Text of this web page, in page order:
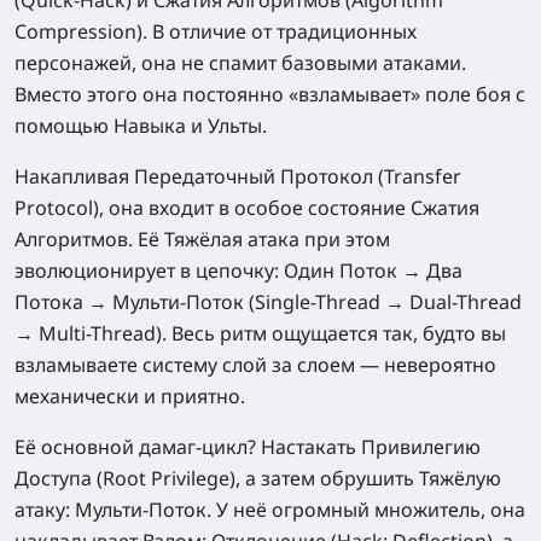
Compression). В отличие от традиционных
персонажей, она не спамит базовыми атаками.
Вместо этого она постоянно «взламывает» поле боя с
помощью Навыка и Ульты.
Накапливая Передаточный Протокол (Transfer
Protocol), она входит в особое состояние Сжатия
Алгоритмов. Её Тяжёлая атака при этом
эволюционирует в цепочку: Один Поток → Два
Потока → Мульти-Поток (Single-Thread → Dual-Thread
→ Multi-Thread). Весь ритм ощущается так, будто вы
взламываете систему слой за слоем — невероятно
механически и приятно.
Её основной дамаг-цикл? Настакать Привилегию
Доступа (Root Privilege), а затем обрушить Тяжёлую
атаку: Мульти-Поток. У неё огромный множитель, она